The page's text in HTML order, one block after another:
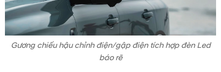
Gương chiếu hậu chỉnh điện/gập điện tích hợp đèn Led
báo rẽ